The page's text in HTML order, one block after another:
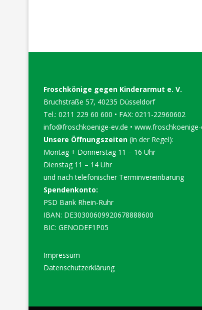
Froschkönige gegen Kinderarmut e. V.
Bruchstraße 57, 40235 Düsseldorf
Tel.: 0211 229 60 600 • FAX: 0211-22960602
info@froschkoenige-ev.de • www.froschkoenige-
Unsere Öffnungszeiten (in der Regel):
Montag + Donnerstag 11 – 16 Uhr
Dienstag 11 – 14 Uhr
und nach telefonischer Terminvereinbarung
Spendenkonto:
PSD Bank Rhein-Ruhr
IBAN: DE30300609920678888600
BIC: GENODEF1P05
Impressum
Datenschutzerklärung